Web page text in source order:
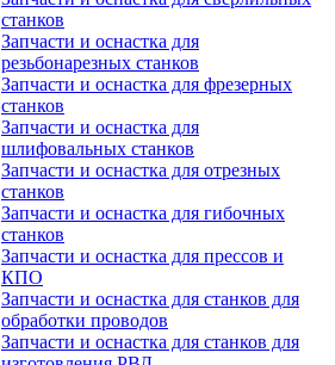
станков
Запчасти и оснастка для
резьбонарезных станков
Запчасти и оснастка для фрезерных
станков
Запчасти и оснастка для
шлифовальных станков
Запчасти и оснастка для отрезных
станков
Запчасти и оснастка для гибочных
станков
Запчасти и оснастка для прессов и
КПО
Запчасти и оснастка для станков для
обработки проводов
Запчасти и оснастка для станков для